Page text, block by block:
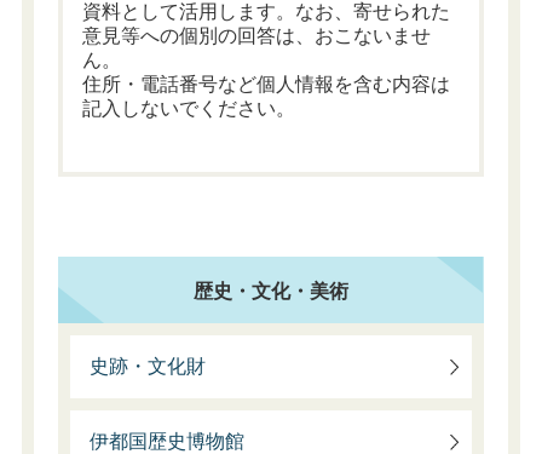
資料として活用します。なお、寄せられた
意見等への個別の回答は、おこないませ
ん。
住所・電話番号など個人情報を含む内容は
記入しないでください。
歴史・文化・美術
史跡・文化財
伊都国歴史博物館